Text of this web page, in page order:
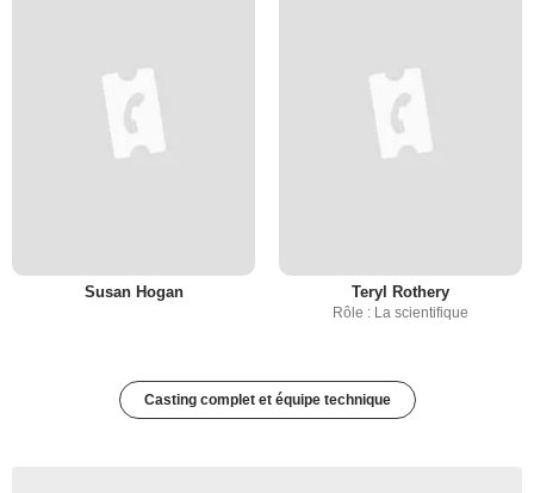
Susan Hogan Teryl Rothery
Rôle : La scientifique
Casting complet et équipe technique